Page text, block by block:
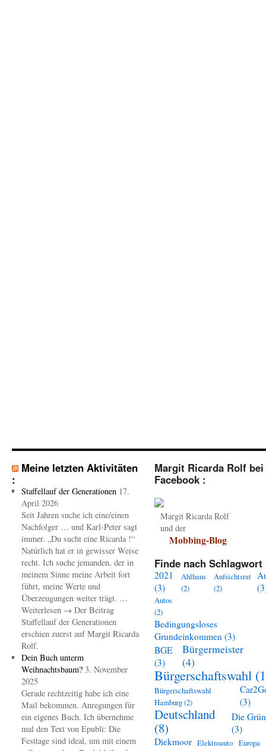
Meine letzten Aktivitäten
:
Staffellauf der Generationen 17.
April 2026
Seit Jahren suche ich eine/einen
Nachfolger … und Karl-Peter sagt
immer. „Du sucht eine Ricarda !“
Natürlich hat er in gewisser Weise
recht. Ich suche jemanden, der in
meinem Sinne meine Arbeit fort
führt, meine Werte und
Überzeugungen weiter trägt. …
Weiterlesen → Der Beitrag
Staffellauf der Generationen
erschien zuerst auf Margit Ricarda
Rolf.
Dein Buch unterm
Weihnachtsbaum? 3. November
2025
Gerade rechtzeitig habe ich eine
Mail bekommen. Anregungen für
ein eigenes Buch. Ich übernehme
mal den Text von Epubli: Die
Festtage sind ideal, um mit einem
Margit Ricarda Rolf bei
Facebook :
Margit Ricarda Rolf
und der
Mobbing-Blog
Finde nach Schlagwort
2021
(3)
Ahlhaus
(2)
Aufsichtsrat
(2)
Autos
(2)
Bedingungsloses
Grundeinkommen (3)
BGE
(3)
Bürgermeister
(4)
Bürgerschaftswahl
Bürgerschaftswahl
Hamburg(2)
(3)
Deutschland
(8)
Die
(3)
Diekmoor Elektroauto Europa